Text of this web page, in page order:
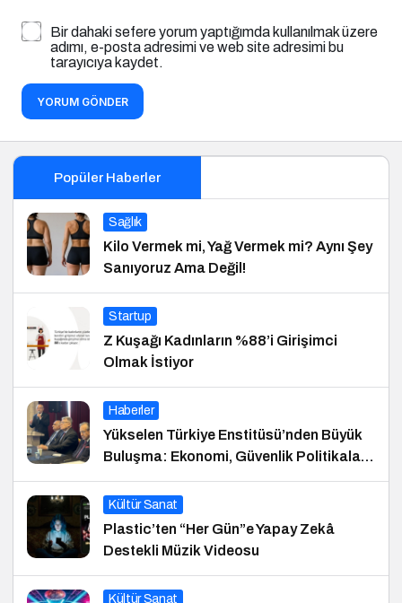
Bir dahaki sefere yorum yaptığımda kullanılmak üzere
adımı, e-posta adresimi ve web site adresimi bu
tarayıcıya kaydet.
YORUM GÖNDER
Popüler Haberler
Sağlık
Kilo Vermek mi, Yağ Vermek mi? Aynı Şey
Sanıyoruz Ama Değil!
Startup
Z Kuşağı Kadınların %88’i Girişimci
Olmak İstiyor
Haberler
Yükselen Türkiye Enstitüsü’nden Büyük
Buluşma: Ekonomi, Güvenlik Politikaları
ve Hukuk Konferansı
Kültür Sanat
Plastic’ten “Her Gün”e Yapay Zekâ
Destekli Müzik Videosu
Kültür Sanat